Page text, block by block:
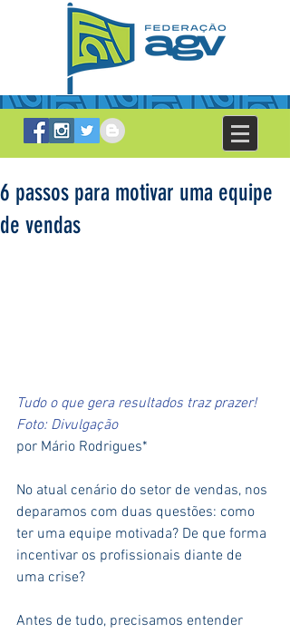
6 passos para motivar uma equipe
de vendas
Tudo o que gera resultados traz prazer!
Foto: Divulgação
por Mário Rodrigues*
No atual cenário do setor de vendas, nos
deparamos com duas questões: como
ter uma equipe motivada? De que forma
incentivar os profissionais diante de
uma crise?
Antes de tudo, precisamos entender